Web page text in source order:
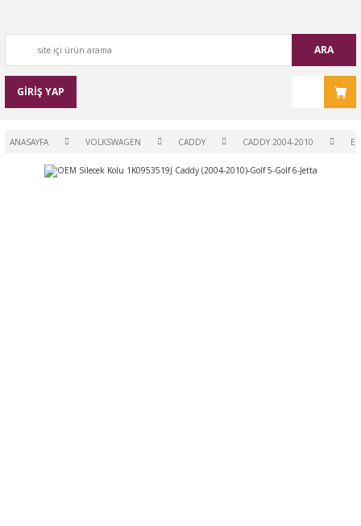
ARA
GİRİŞ YAP
ANASAYFA VOLKSWAGEN CADDY CADDY 2004-2010